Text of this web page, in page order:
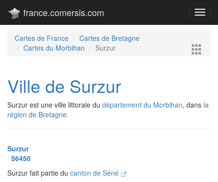
france.comersis.com
Cartes de France
Cartes de Bretagne
Cartes du Morbihan
Surzur
Ville de Surzur
Surzur est une ville littorale du département du Morbihan, dans la
région de Bretagne.
Surzur
56450
Surzur fait partie du canton de Séné